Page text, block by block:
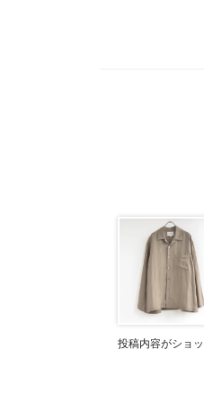
投稿内容がショ